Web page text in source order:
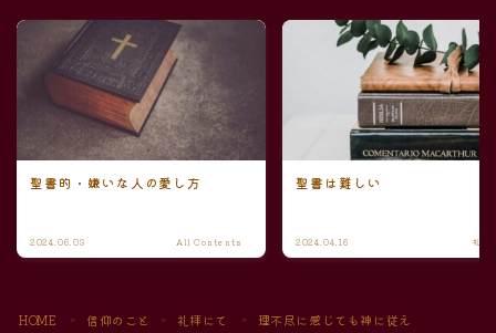
聖書的・嫌いな人の愛し方 聖書は難しい